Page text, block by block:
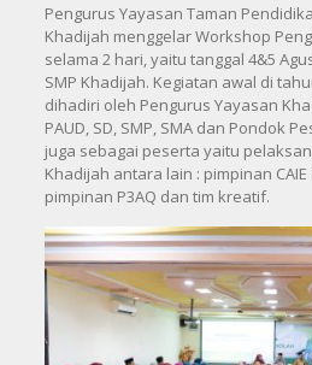
Pengurus Yayasan Taman
Khadijah menggelar Workshop
selama 2 hari, yaitu tanggal 4&5
SMP Khadijah. Kegiatan awal di
dihadiri oleh Pengurus Yayasan
PAUD, SD, SMP, SMA dan Pondok
juga sebagai peserta yaitu
Khadijah antara lain : pimpinan
pimpinan P3AQ dan tim kreatif.